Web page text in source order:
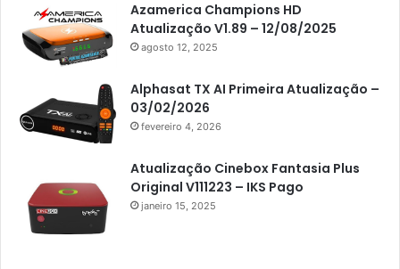
Americabox S305 Plus
Artcom
Athomics
Athomics Eon
Athomics i3
Athomics i3 Bold
Athomics Inspire Qi
Azamerica Champions HD
Atualização V1.89 – 12/08/2025
agosto 12, 2025
Alphasat TX AI Primeira Atualização –
03/02/2026
fevereiro 4, 2026
Atualização Cinebox Fantasia Plus
Original V111223 – IKS Pago
janeiro 15, 2025